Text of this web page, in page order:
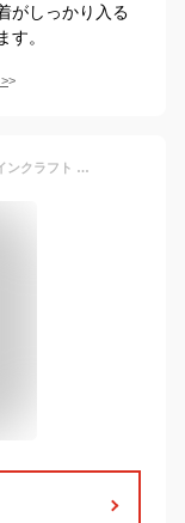
がしっかり入る
。
>
トート プールバッグ ブラック マイクラ マインクラフト 男の子 ビーチバック プール かっこいい キッズ 人気 バンビーナ【pb1155】